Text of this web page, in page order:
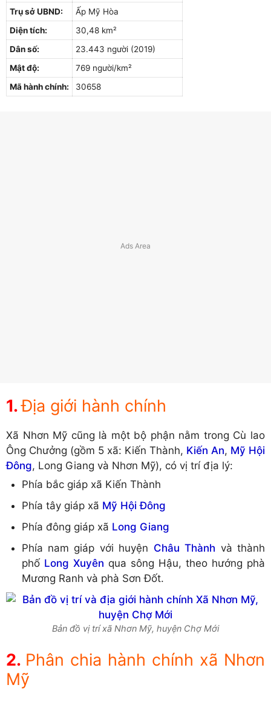
Trụ sở UBND:
Ấp Mỹ Hòa
Diện tích:
30,48 km²
Dân số:
23.443 người (2019)
Mật độ:
769 người/km²
Mã hành chính:
30658
Địa giới hành chính
Xã Nhơn Mỹ cũng là một bộ phận nằm trong Cù lao
Ông Chưởng (gồm 5 xã: Kiến Thành, Kiến An, Mỹ Hội
Đông, Long Giang và Nhơn Mỹ), có vị trí địa lý:
Phía bắc giáp xã Kiến Thành
Phía tây giáp xã Mỹ Hội Đông
Phía đông giáp xã Long Giang
Phía nam giáp với huyện Châu Thành và thành
phố Long Xuyên qua sông Hậu, theo hướng phà
Mương Ranh và phà Sơn Đốt.
Bản đồ vị trí xã Nhơn Mỹ, huyện Chợ Mới
Phân chia hành chính xã Nhơn
Mỹ